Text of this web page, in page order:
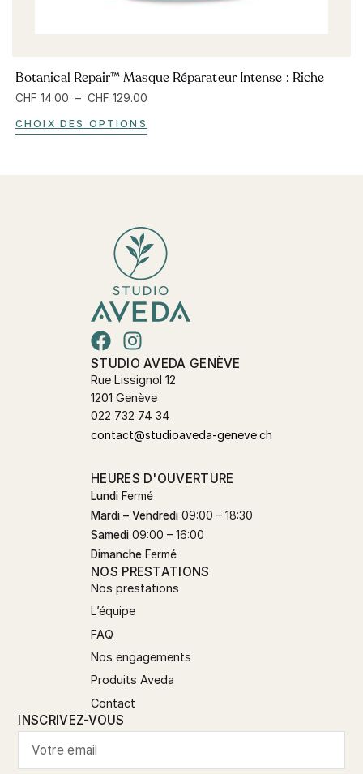
Botanical Repair™ Masque Réparateur Intense : Riche
CHF 14.00 – CHF 129.00
CHOIX DES OPTIONS
STUDIO AVEDA GENÈVE
Rue Lissignol 12
1201 Genève
022 732 74 34
contact@studioaveda-geneve.ch
HEURES D'OUVERTURE
Lundi Fermé
Mardi – Vendredi 09:00 – 18:30
Samedi 09:00 – 16:00
Dimanche Fermé
NOS PRESTATIONS
Nos prestations
L’équipe
FAQ
Nos engagements
Produits Aveda
Contact
INSCRIVEZ-VOUS